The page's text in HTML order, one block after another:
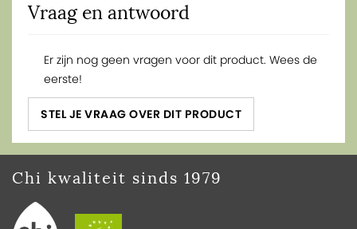
Vraag en antwoord
Er zijn nog geen vragen voor dit product. Wees de
eerste!
STEL JE VRAAG OVER DIT PRODUCT
Chi kwaliteit sinds 1979